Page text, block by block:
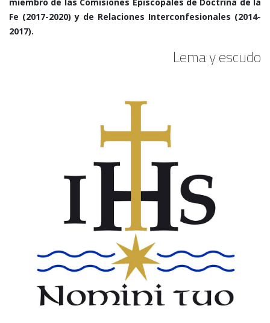
Fe (2017-2020) y de Relaciones Interconfesionales (2014-
2017).
Lema y escudo